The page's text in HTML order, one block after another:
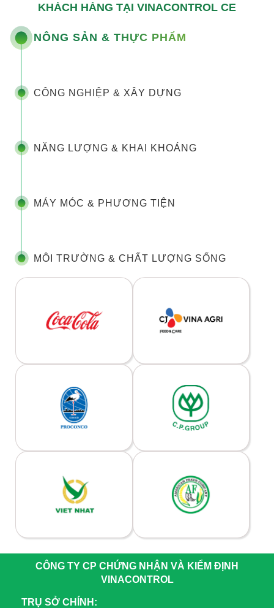
KHÁCH HÀNG TẠI VINACONTROL CE
NÔNG SẢN & THỰC PHẨM
CÔNG NGHIỆP & XÂY DỰNG
NĂNG LƯỢNG & KHAI KHOÁNG
MÁY MÓC & PHƯƠNG TIỆN
MÔI TRƯỜNG & CHẤT LƯỢNG SỐNG
CÔNG TY CP CHỨNG NHẬN VÀ KIỂM ĐỊNH
VINACONTROL
TRỤ SỞ CHÍNH: